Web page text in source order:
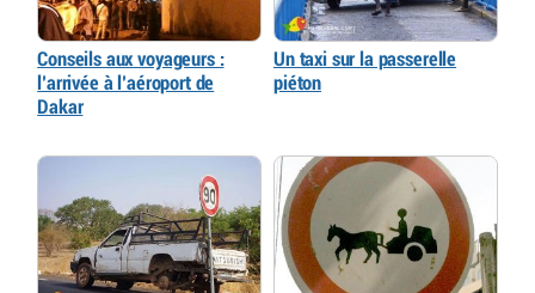
Conseils aux voyageurs :
l’arrivée à l’aéroport de
Dakar
Un taxi sur la passerelle
piéton